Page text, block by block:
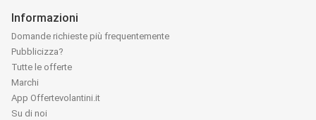
Informazioni
Domande richieste più frequentemente
Pubblicizza?
Tutte le offerte
Marchi
App Offertevolantini.it
Su di noi